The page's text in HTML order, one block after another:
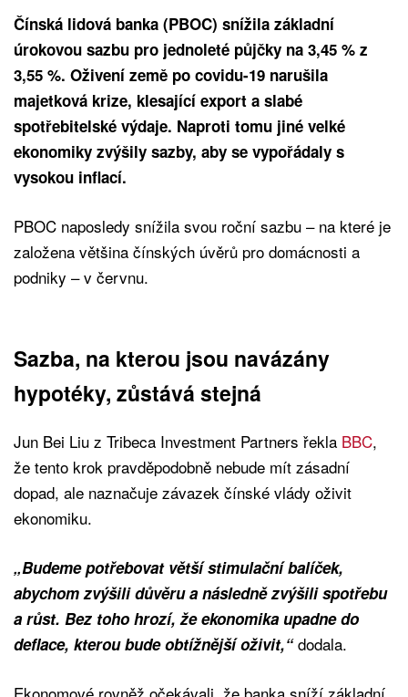
Čínská lidová banka (PBOC) snížila základní
úrokovou sazbu pro jednoleté půjčky na 3,45 % z
3,55 %. Oživení země po covidu-19 narušila
majetková krize, klesající export a slabé
spotřebitelské výdaje. Naproti tomu jiné velké
ekonomiky zvýšily sazby, aby se vypořádaly s
vysokou inflací.
PBOC naposledy snížila svou roční sazbu – na které je
založena většina čínských úvěrů pro domácnosti a
podniky – v červnu.
Sazba, na kterou jsou navázány
hypotéky, zůstává stejná
Jun Bei Liu z Tribeca Investment Partners řekla BBC,
že tento krok pravděpodobně nebude mít zásadní
dopad, ale naznačuje závazek čínské vlády oživit
ekonomiku.
„Budeme potřebovat větší stimulační balíček,
abychom zvýšili důvěru a následně zvýšili spotřebu
a růst. Bez toho hrozí, že ekonomika upadne do
deflace, kterou bude obtížnější oživit,“dodala.